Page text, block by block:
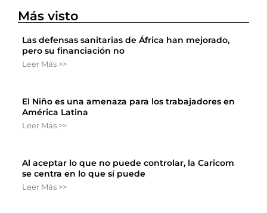
Más visto
Las defensas sanitarias de África han mejorado,
pero su financiación no
Leer Más >>
El Niño es una amenaza para los trabajadores en
América Latina
Leer Más >>
Al aceptar lo que no puede controlar, la Caricom
se centra en lo que sí puede
Leer Más >>